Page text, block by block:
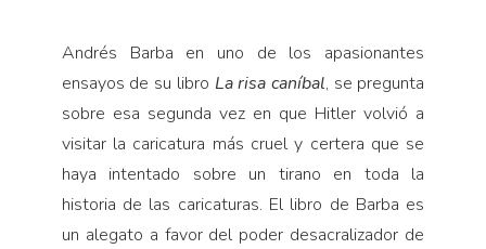
Andrés Barba en uno de los apasionantes
ensayos de su libro La risa caníbal, se pregunta
sobre esa segunda vez en que Hitler volvió a
visitar la caricatura más cruel y certera que se
haya intentado sobre un tirano en toda la
historia de las caricaturas. El libro de Barba es
un alegato a favor del poder desacralizador de